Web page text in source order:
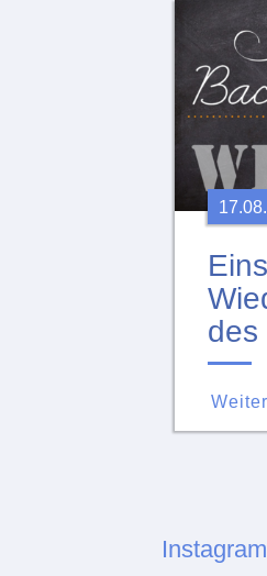
des
Instagram